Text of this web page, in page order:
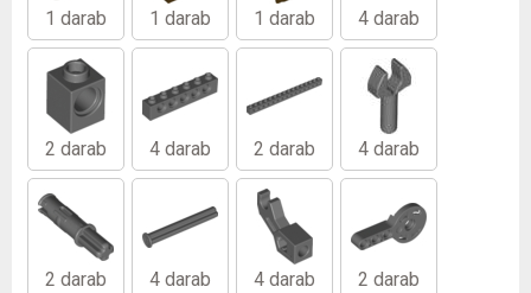
1 darab 1 darab 1 darab 4 darab
2 darab 4 darab 2 darab 4 darab
2 darab 4 darab 4 darab 2 darab